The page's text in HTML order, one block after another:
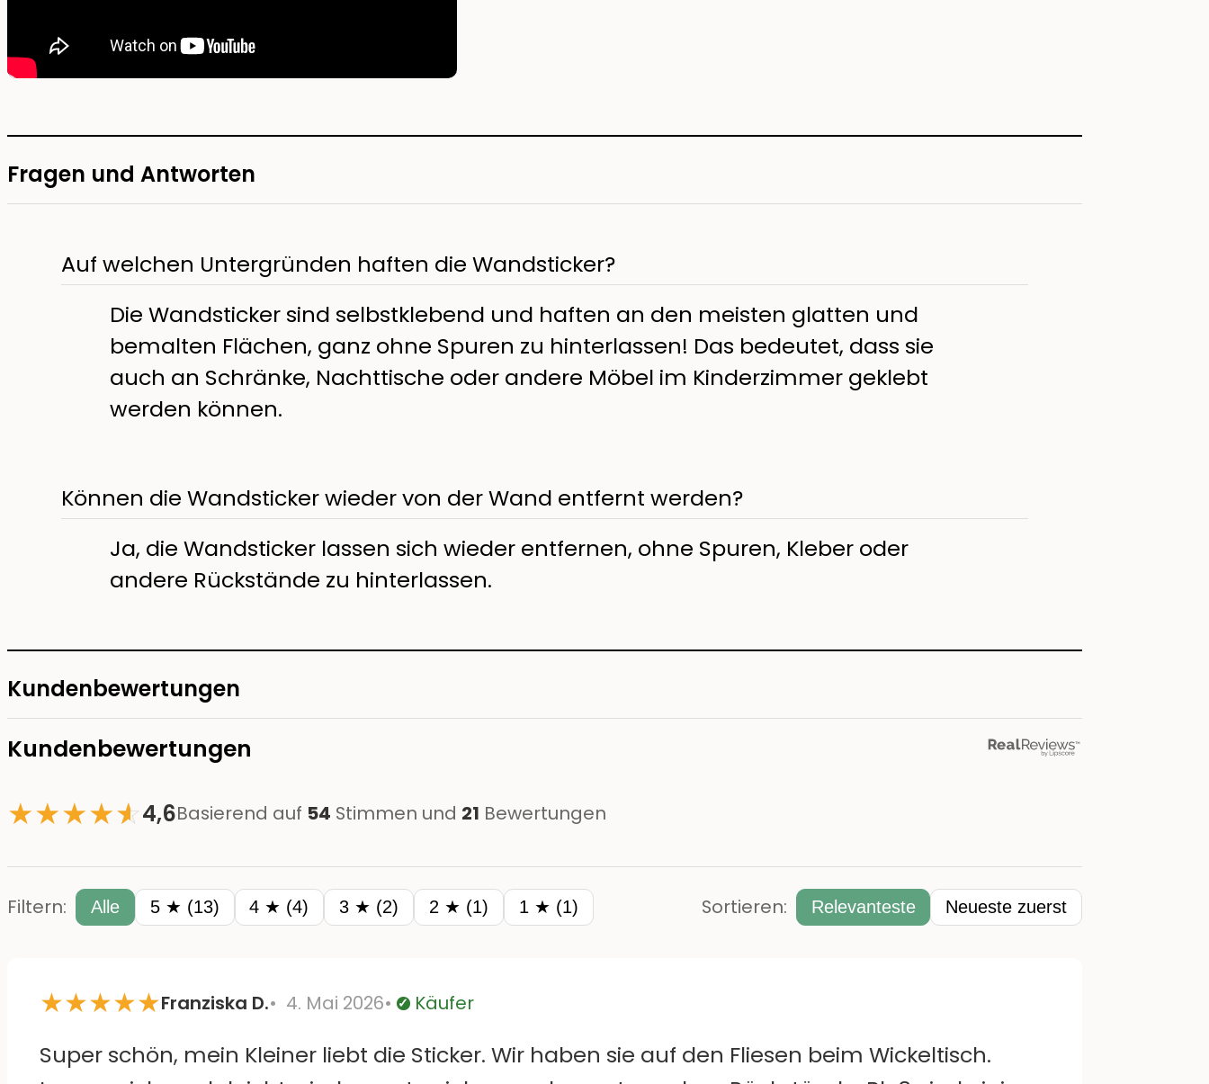
Fragen und Antworten
Auf welchen Untergründen haften die Wandsticker?
Die Wandsticker sind selbstklebend und haften an den meisten glatten und
bemalten Flächen, ganz ohne Spuren zu hinterlassen! Das bedeutet, dass sie
auch an Schränke, Nachttische oder andere Möbel im Kinderzimmer geklebt
werden können.
Können die Wandsticker wieder von der Wand entfernt werden?
Ja, die Wandsticker lassen sich wieder entfernen, ohne Spuren, Kleber oder
andere Rückstände zu hinterlassen.
Kundenbewertungen
Kundenbewertungen
★★★★☆
★ 4,6Basierend auf 54 Stimmen und 21 Bewertungen
Filtern: Alle 5 ★ (13) 4 ★ (4) 3 ★ (2) 2 ★ (1) 1 ★ (1) Sortieren: Relevanteste Neueste zuerst
★★★★★Franziska D. 4. Mai 2026 Verifiziert
Käufer
Super schön, mein Kleiner liebt die Sticker. Wir haben sie auf den Fliesen beim Wickeltisch.